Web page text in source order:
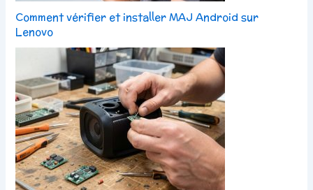
Comment vérifier et installer MAJ Android sur
Lenovo